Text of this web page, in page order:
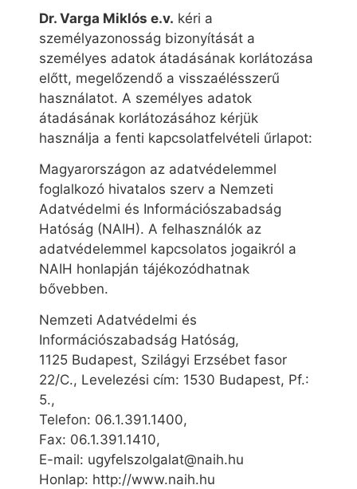
Dr. Varga Miklós e.v. kéri a
személyazonosság bizonyítását a
személyes adatok átadásának korlátozása
előtt, megelőzendő a visszaélésszerű
használatot. A személyes adatok
átadásának korlátozásához kérjük
használja a fenti kapcsolatfelvételi űrlapot:
Magyarországon az adatvédelemmel
foglalkozó hivatalos szerv a Nemzeti
Adatvédelmi és Információszabadság
Hatóság (NAIH). A felhasználók az
adatvédelemmel kapcsolatos jogaikról a
NAIH honlapján tájékozódhatnak
bővebben.
Nemzeti Adatvédelmi és
Információszabadság Hatóság,
1125 Budapest, Szilágyi Erzsébet fasor
22/C., Levelezési cím: 1530 Budapest, Pf.:
5.,
Telefon: 06.1.391.1400,
Fax: 06.1.391.1410,
E-mail: ugyfelszolgalat@naih.hu
Honlap: http://www.naih.hu